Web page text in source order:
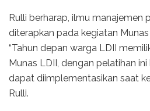
Rulli berharap, ilmu manajemen
diterapkan pada kegiatan
“Tahun depan warga LDII
Munas LDII, dengan pelatihan
dapat diimplementasikan saat
Rulli.